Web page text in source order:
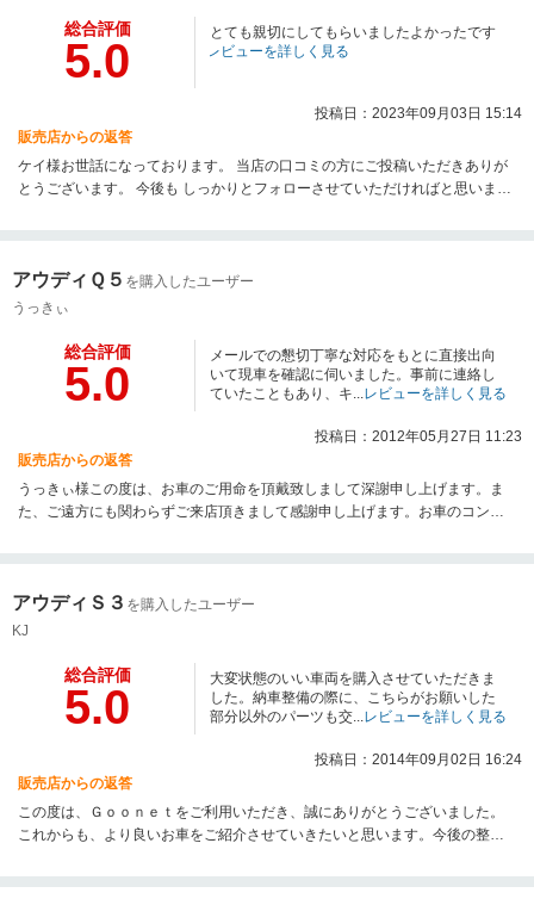
総合評価
5.0
とても親切にしてもらいましたよかったです
レビューを詳しく見る
投稿日：2023年09月03日 15:14
販売店からの返答
ケイ様お世話になっております。 当店の口コミの方にご投稿いただきありが
とうございます。 今後も しっかりとフォローさせていただければと思います
アウディＱ５ を購入したユーザー
うっきぃ
総合評価
5.0
メールでの懇切丁寧な対応をもとに直接出向
いて現車を確認に伺いました。事前に連絡し
ていたこともあり、キ... レビューを詳しく見る
投稿日：2012年05月27日 11:23
販売店からの返答
うっきぃ様この度は、お車のご用命を頂戴致しまして深謝申し上げます。ま
た、ご遠方にも関わらずご来店頂きまして感謝申し上げます。お車のコンデ
大評価を頂戴致しまして恐縮いたしております。この度いただきました評価
願い申し上げます。
アウディＳ３ を購入したユーザー
KJ
総合評価
5.0
大変状態のいい車両を購入させていただきま
した。納車整備の際に、こちらがお願いした
部分以外のパーツも交... レビューを詳しく見る
投稿日：2014年09月02日 16:24
販売店からの返答
この度は、Ｇｏｏｎｅｔをご利用いただき、誠にありがとうございました。
これからも、より良いお車をご紹介させていきたいと思います。今後の整備
き宜しくお願いいたします。